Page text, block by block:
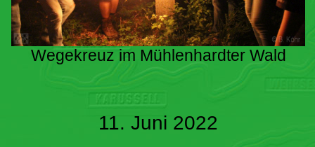
Wegekreuz im Mühlenhardter Wald
11. Juni 2022